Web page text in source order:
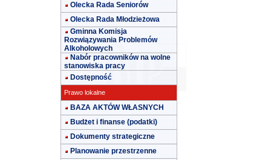
Olecka Rada Seniorów
Olecka Rada Młodzieżowa
Gminna Komisja
Rozwiązywania Problemów
Alkoholowych
Nabór pracowników na wolne
stanowiska pracy
Dostępność
Prawo lokalne
BAZA AKTÓW WŁASNYCH
Budżet i finanse (podatki)
Dokumenty strategiczne
Planowanie przestrzenne